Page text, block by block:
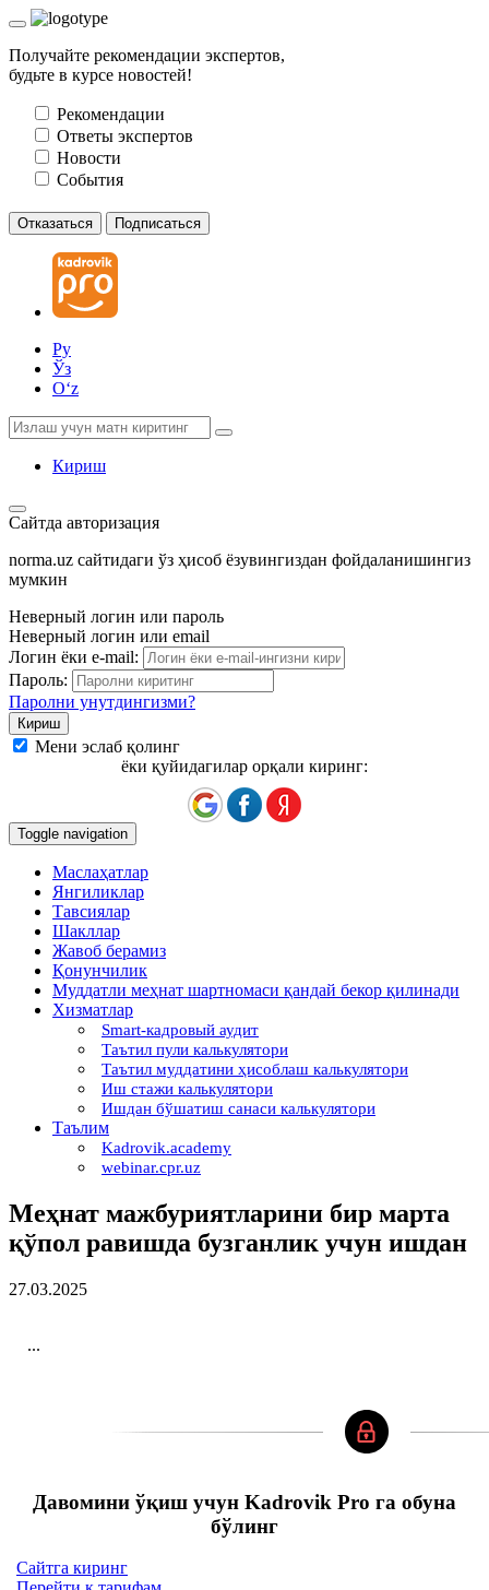
Получайте рекомендации экспертов,
будьте в курсе новостей!
Рекомендации
Ответы экспертов
Новости
События
Отказаться Подписаться
Ру
Ўз
Oʻz
Кириш
Сайтда авторизация
norma.uz сайтидаги ўз ҳисоб ёзувингиздан фойдаланишингиз
мумкин
Неверный логин или пароль
Неверный логин или email
Логин ёки e-mail:
Пароль:
Паролни унутдингизми?
Мени эслаб қолинг
ёки қуйидагилар орқали киринг:
Toggle navigation
Маслаҳатлар
Янгиликлар
Тавсиялар
Шакллар
Жавоб берамиз
Қонунчилик
Муддатли меҳнат шартномаси қандай бекор қилинади
Хизматлар
Smart-кадровый аудит
Таътил пули калькулятори
Таътил муддатини ҳисоблаш калькулятори
Иш стажи калькулятори
Ишдан бўшатиш санаси калькулятори
Таълим
Kadrovik.academy
webinar.cpr.uz
Меҳнат мажбуриятларини бир марта
қўпол равишда бузганлик учун ишдан
27.03.2025
...
Давомини ўқиш учун Kadrovik Pro га обуна
бўлинг
Сайтга киринг